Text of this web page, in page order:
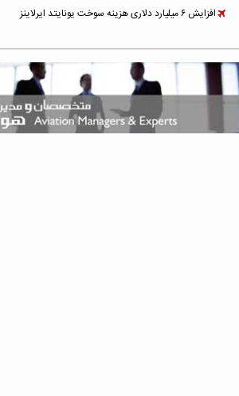
افزایش ۶ میلیارد دلاری هزینه‌ سوخت یونایتد ایرلاینز
هوش مصنوعی وارد تعمیر و بازرسی موتورهای هواپیما شد
حمله هوایی به تأسیسات فرودگاه سمنان
دلاری